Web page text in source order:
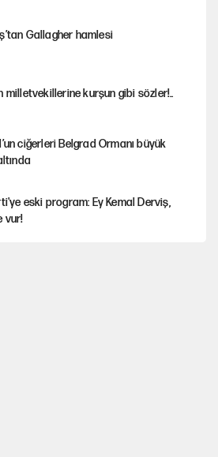
Gallagher hamlesi
milletvekillerine kurşun gibi sözler!..
ciğerleri Belgrad Ormanı büyük
eski program: Ey Kemal Derviş,
vur!